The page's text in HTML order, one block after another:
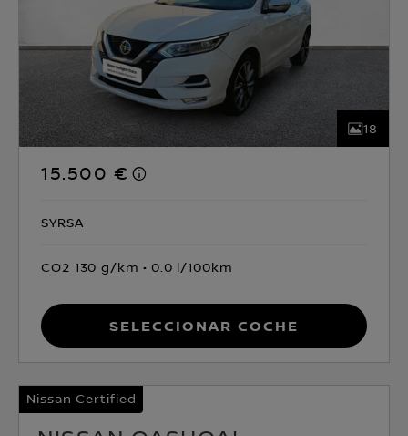
18
15.500 €
SYRSA
CO2 130 g/km 0.0 l/100km
Seleccionar coche
Nissan Certified